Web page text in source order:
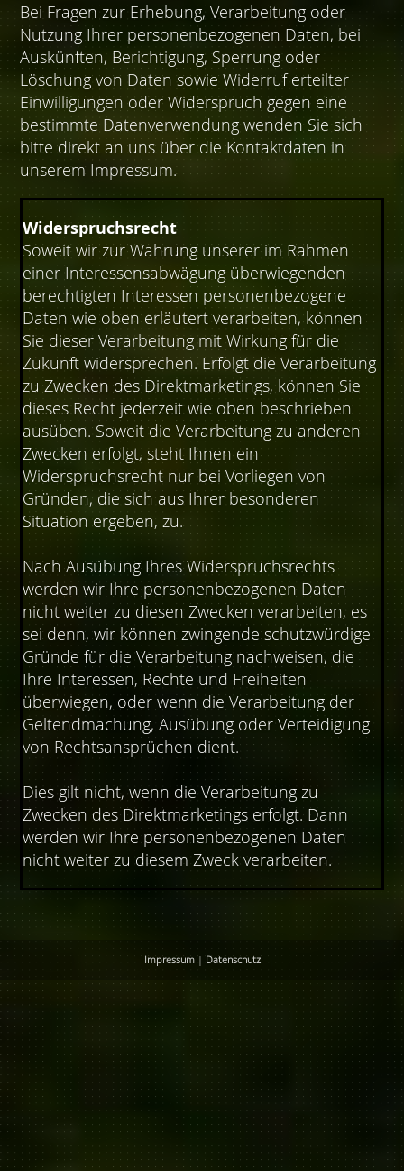
Bei Fragen zur Erhebung, Verarbeitung oder
Nutzung Ihrer personenbezogenen Daten, bei
Auskünften, Berichtigung, Sperrung oder
Löschung von Daten sowie Widerruf erteilter
Einwilligungen oder Widerspruch gegen eine
bestimmte Datenverwendung wenden Sie sich
bitte direkt an uns über die Kontaktdaten in
unserem Impressum.
Widerspruchsrecht
Soweit wir zur Wahrung unserer im Rahmen
einer Interessensabwägung überwiegenden
berechtigten Interessen personenbezogene
Daten wie oben erläutert verarbeiten, können
Sie dieser Verarbeitung mit Wirkung für die
Zukunft widersprechen. Erfolgt die Verarbeitung
zu Zwecken des Direktmarketings, können Sie
dieses Recht jederzeit wie oben beschrieben
ausüben. Soweit die Verarbeitung zu anderen
Zwecken erfolgt, steht Ihnen ein
Widerspruchsrecht nur bei Vorliegen von
Gründen, die sich aus Ihrer besonderen
Situation ergeben, zu.
Nach Ausübung Ihres Widerspruchsrechts
werden wir Ihre personenbezogenen Daten
nicht weiter zu diesen Zwecken verarbeiten, es
sei denn, wir können zwingende schutzwürdige
Gründe für die Verarbeitung nachweisen, die
Ihre Interessen, Rechte und Freiheiten
überwiegen, oder wenn die Verarbeitung der
Geltendmachung, Ausübung oder Verteidigung
von Rechtsansprüchen dient.
Dies gilt nicht, wenn die Verarbeitung zu
Zwecken des Direktmarketings erfolgt. Dann
werden wir Ihre personenbezogenen Daten
nicht weiter zu diesem Zweck verarbeiten.
Impressum| Datenschutz